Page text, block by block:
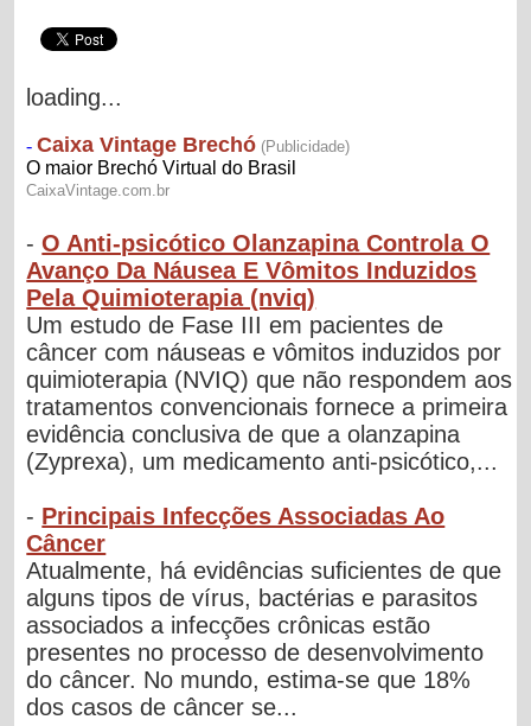
loading...
-O Anti-psicótico Olanzapina Controla O
Avanço Da Náusea E Vômitos Induzidos
Pela Quimioterapia (nviq)
Um estudo de Fase III em pacientes de
câncer com náuseas e vômitos induzidos por
quimioterapia (NVIQ) que não respondem aos
tratamentos convencionais fornece a primeira
evidência conclusiva de que a olanzapina
(Zyprexa), um medicamento anti-psicótico,...
- Principais Infecções Associadas Ao
Câncer
Atualmente, há evidências suﬁcientes de que
alguns tipos de vírus, bactérias e parasitos
associados a infecções crônicas estão
presentes no processo de desenvolvimento
do câncer. No mundo, estima-se que 18%
dos casos de câncer se...